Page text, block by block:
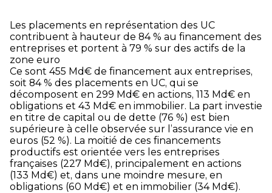
Les placements en représentation des UC
contribuent à hauteur de 84 % au financement des
entreprises et portent à 79 % sur des actifs de la
zone euro
Ce sont 455 Md€ de financement aux entreprises,
soit 84 % des placements en UC, qui se
décomposent en 299 Md€ en actions, 113 Md€ en
obligations et 43 Md€ en immobilier. La part investie
en titre de capital ou de dette (76 %) est bien
supérieure à celle observée sur l’assurance vie en
euros (52 %). La moitié de ces financements
productifs est orientée vers les entreprises
françaises (227 Md€), principalement en actions
(133 Md€) et, dans une moindre mesure, en
obligations (60 Md€) et en immobilier (34 Md€).